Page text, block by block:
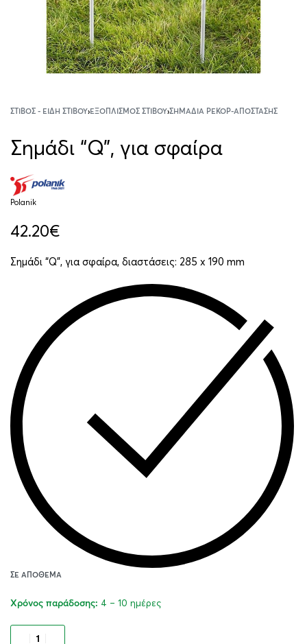
ΣΤΊΒΟΣ - ΕΊΔΗ ΣΤΊΒΟΥ›ΕΞΟΠΛΙΣΜΌΣ ΣΤΊΒΟΥ›ΣΗΜΆΔΙΑ ΡΕΚΌΡ-ΑΠΌΣΤΑΣΗΣ
Σημάδι “Q”, για σφαίρα
Polanik
42.20€
Σημάδι “Q”, για σφαίρα, διαστάσεις: 285 x 190 mm
ΣΕ ΑΠΌΘΕΜΑ
Χρόνος παράδοσης: 4 – 10 ημέρες